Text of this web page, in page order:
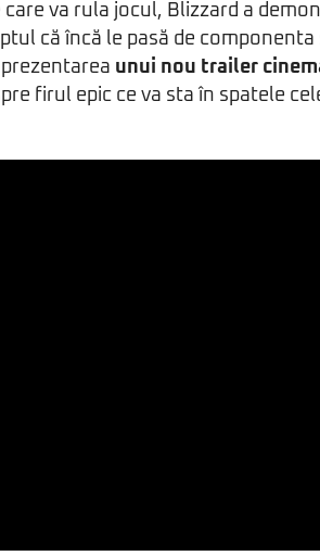
va rula jocul, Blizzard a
că încă le pasă de componenta
unui nou trailer
firul epic ce va sta în spatele